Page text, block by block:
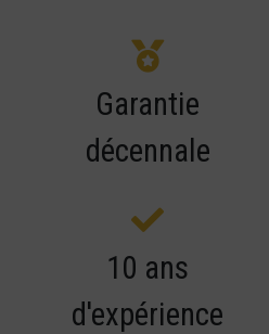
Garantie
décennale
10 ans
d'expérience